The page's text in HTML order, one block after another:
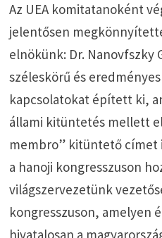
Az UEA komitatanoként
jelentősen
elnökünk: Dr. Nanovfszky
széleskörű és
kapcsolatokat épített ki,
állami kitüntetés mellett
membro” kitüntető címet
a hanoji kongresszuson
világszervezetünk
kongresszuson, amelyen